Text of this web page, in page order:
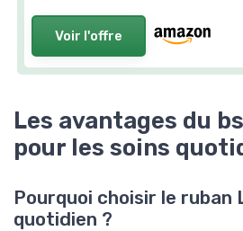
Voir l'offre
Les avantages du
pour les soins
Pourquoi choisir le ruban
quotidien ?